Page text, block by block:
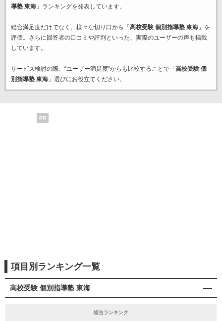
導塾 東海」ランキングを発表しています。
総合満足度だけでなく、様々な切り口から「 高校受験 個別指導塾 東海」を
評価。さらに回答者の口コミや評判といった、実際のユーザーの声も掲載
しています。
サービス検討の際、“ユーザー満足度”からも比較することで「 高校受験 個
別指導塾 東海」選びにお役立てください。
PR
項目別ランキング一覧
高校受験 個別指導塾 東海
総合ランキング